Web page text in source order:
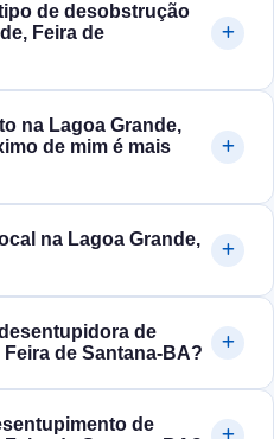
de desobstrução
Feira de
na Lagoa Grande,
de mim é mais
na Lagoa Grande,
de
de Santana‑BA?
de